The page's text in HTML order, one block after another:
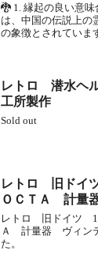
🐉 1. 縁起の良い意味
は、中国の伝説上の
の象徴とされていま
とで、邪気を...
レトロ 潜水ヘ
工所製作
Sold out
レトロ 旧ドイ
ＯＣＴＡ 計量
レトロ 旧ドイツ
Ａ 計量器 ヴィン
た。